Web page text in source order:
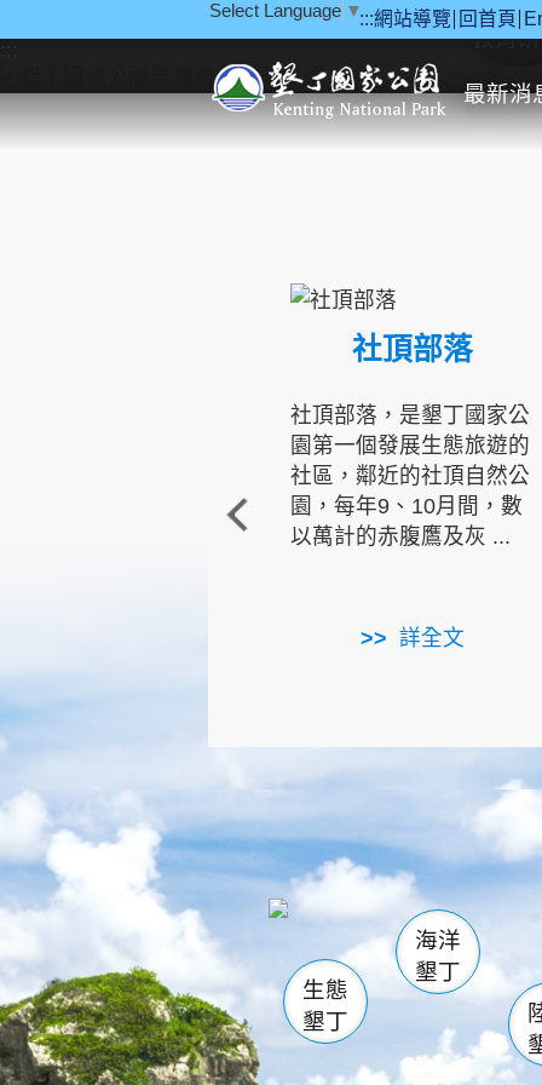
:::網站導覽 回首頁
Select Language ▼
最新消
::: 教育
社頂部落
社頂部落，是墾丁國家公
園第一個發展生態旅遊的
社區，鄰近的社頂自然公
園，每年9、10月間，數
以萬計的赤腹鷹及灰 ...
詳全文
龜山 海生館
恆春
龍鑾潭自
瓊麻館
關山
白砂
生態
墾丁
海洋
墾丁